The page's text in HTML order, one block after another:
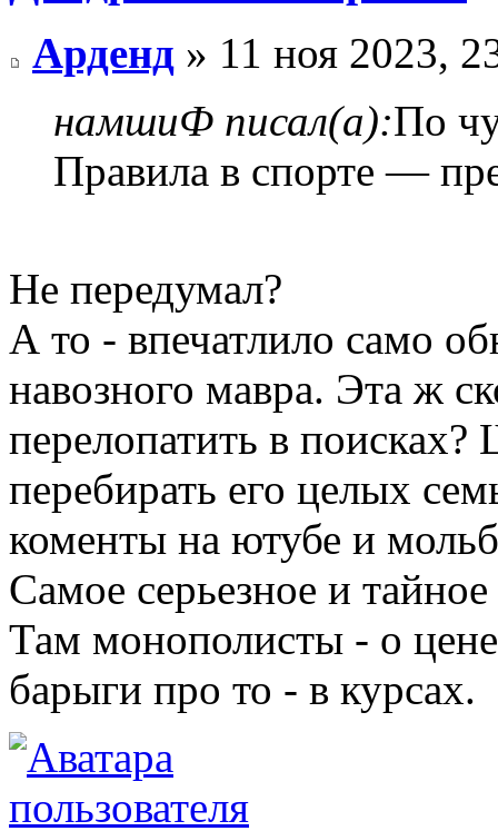
Арденд » 11 ноя 2023,
намшиФ писал(а):По
Правила в спорте —
Не передумал?
А то - впечатлило само
навозного мавра. Эта ж
перелопатить в
перебирать его целых
коменты на ютубе и
Самое серьезное и
Там монополисты - о
барыги про то - в курсах.